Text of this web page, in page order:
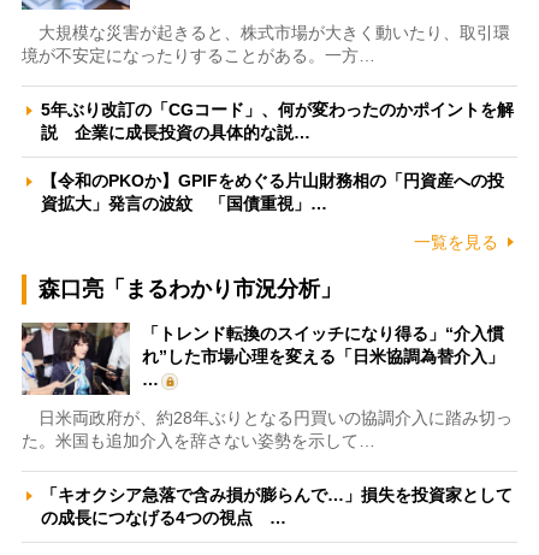
大規模な災害が起きると、株式市場が大きく動いたり、取引環
境が不安定になったりすることがある。一方…
5年ぶり改訂の「CGコード」、何が変わったのかポイントを解
説 企業に成長投資の具体的な説…
【令和のPKOか】GPIFをめぐる片山財務相の「円資産への投
資拡大」発言の波紋 「国債重視」…
一覧を見る
森口亮「まるわかり市況分析」
「トレンド転換のスイッチになり得る」“介入慣
れ”した市場心理を変える「日米協調為替介入」
…
日米両政府が、約28年ぶりとなる円買いの協調介入に踏み切っ
た。米国も追加介入を辞さない姿勢を示して…
「キオクシア急落で含み損が膨らんで…」損失を投資家として
の成長につなげる4つの視点 …